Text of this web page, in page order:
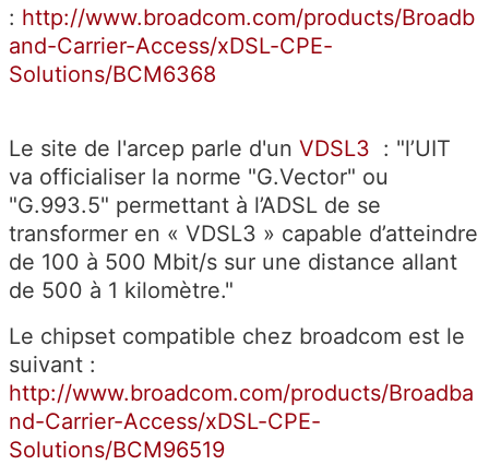
: http://www.broadcom.com/products/Broadb
and-Carrier-Access/xDSL-CPE-
Solutions/BCM6368
Le site de l'arcep parle d'un VDSL3 : "l’UIT
va officialiser la norme "G.Vector" ou
"G.993.5" permettant à l’ADSL de se
transformer en « VDSL3 » capable d’atteindre
de 100 à 500 Mbit/s sur une distance allant
de 500 à 1 kilomètre."
Le chipset compatible chez broadcom est le
suivant :
http://www.broadcom.com/products/Broadba
nd-Carrier-Access/xDSL-CPE-
Solutions/BCM96519